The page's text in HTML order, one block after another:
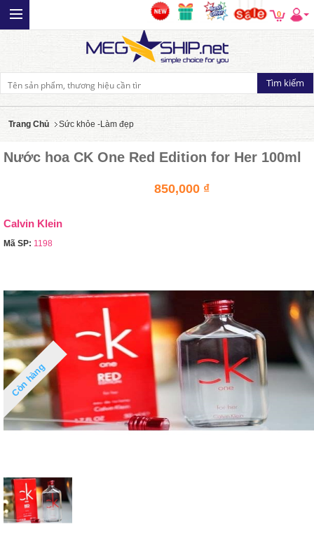
0
Trang Chủ Sức khỏe -Làm đẹp
Nước hoa CK One Red Edition for Her 100ml
850,000 ₫
Calvin Klein
Mã SP: 1198
Còn hàng